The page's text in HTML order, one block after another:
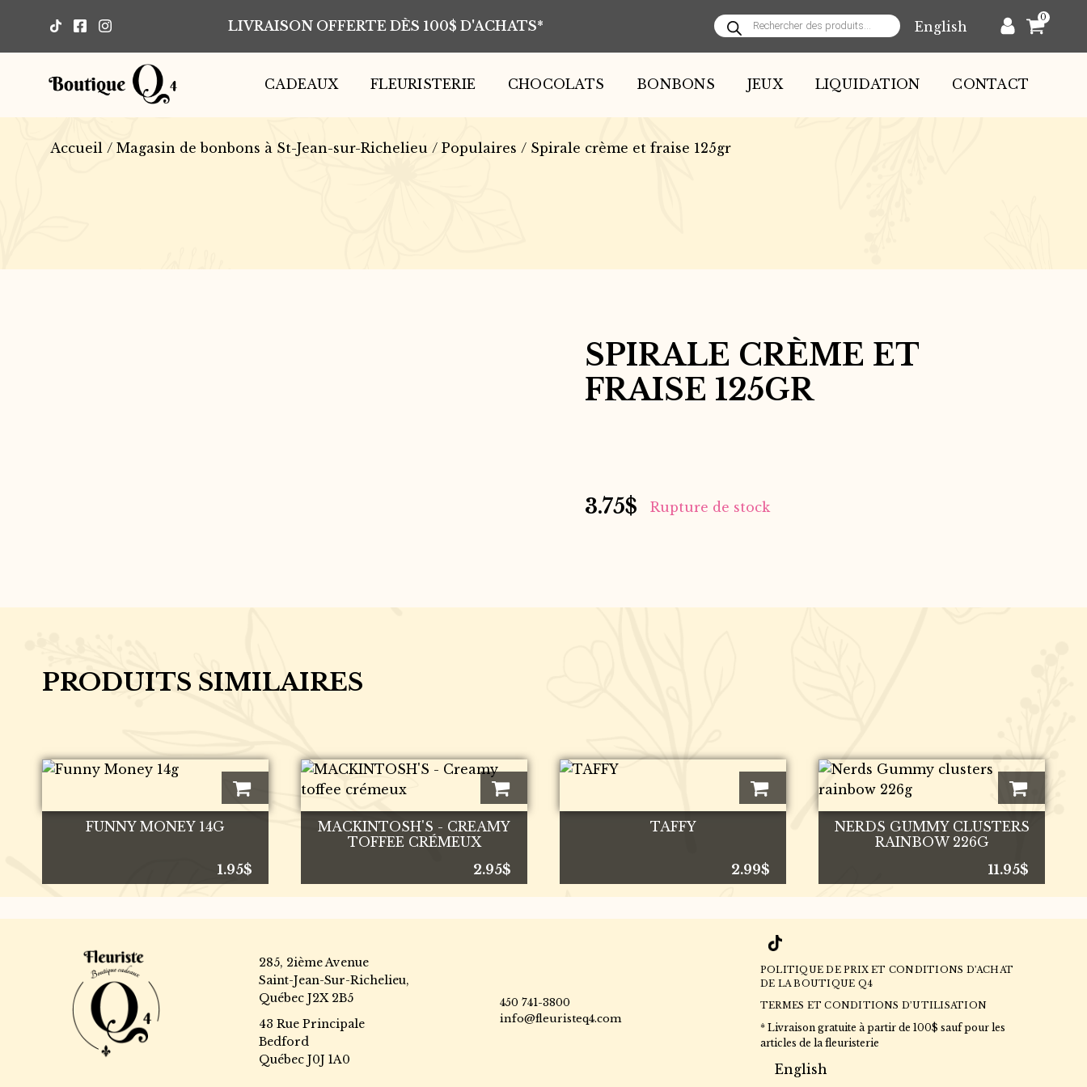
LIVRAISON OFFERTE DÈS 100$ D'ACHATS*
Recherche
de
produits
English
0
CADEAUX FLEURISTERIE CHOCOLATS BONBONS JEUX LIQUIDATION CONTACT
Accueil / Magasin de bonbons à St-Jean-sur-Richelieu / Populaires / Spirale crème et fraise 125gr
SPIRALE CRÈME ET
FRAISE 125GR
3.75$ Rupture de stock
PRODUITS SIMILAIRES
FUNNY MONEY 14G
1.95$
MACKINTOSH'S - CREAMY
TOFFEE CRÉMEUX
2.95$
TAFFY
2.99$
NERDS GUMMY CLUSTERS
RAINBOW 226G
11.95$
285, 2ième Avenue
Saint-Jean-Sur-Richelieu,
Québec J2X 2B5
43 Rue Principale
Bedford
Québec J0J 1A0
450 741-3800
info@fleuristeq4.com
POLITIQUE DE PRIX ET CONDITIONS D’ACHAT
DE LA BOUTIQUE Q4
TERMES ET CONDITIONS D’UTILISATION
* Livraison gratuite à partir de 100$ sauf pour les
articles de la fleuristerie
English